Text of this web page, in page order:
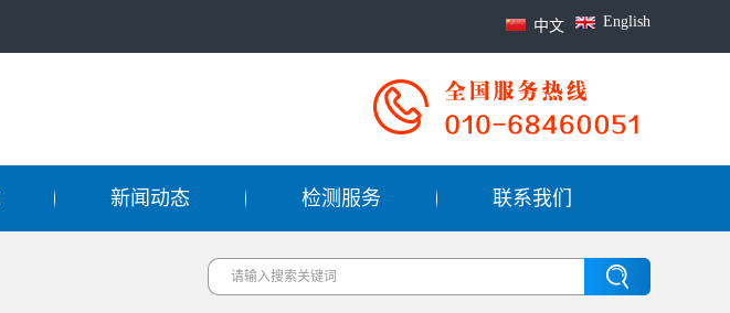
English
中文
新闻动态 检测服务 联系我们